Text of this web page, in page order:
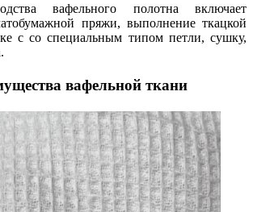
вафельного полотна включает
пряжи, выполнение ткацкой
с со специальным типом петли, сушку,
вафельной ткани